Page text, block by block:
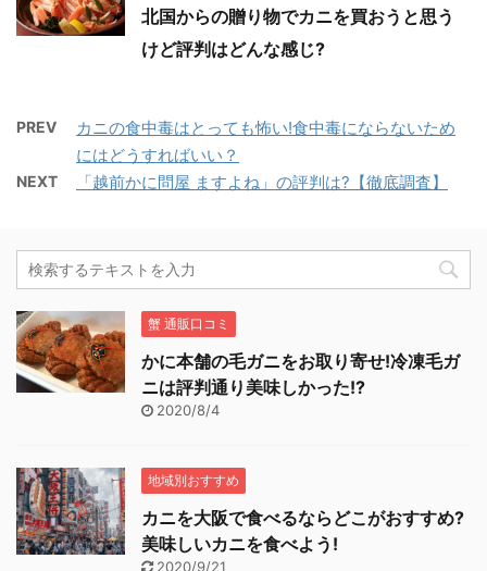
北国からの贈り物でカニを買おうと思う
けど評判はどんな感じ?
PREV
カニの食中毒はとっても怖い!食中毒にならないため
にはどうすればいい？
NEXT 「越前かに問屋 ますよね」の評判は?【徹底調査】
蟹 通販口コミ
かに本舗の毛ガニをお取り寄せ!冷凍毛ガ
ニは評判通り美味しかった!?
2020/8/4
地域別おすすめ
カニを大阪で食べるならどこがおすすめ?
美味しいカニを食べよう!
2020/9/21